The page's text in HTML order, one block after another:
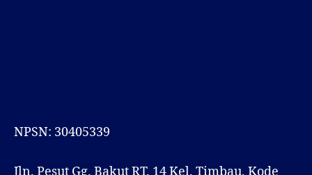
NPSN: 30405339
Jln. Pesut Gg. Bakut RT. 14 Kel. Timbau, Kode